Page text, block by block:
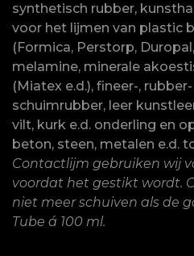
synthetisch rubber,
voor het lijmen van plastic
(Formica, Perstorp,
melamine, minerale
(Miatex e.d.), fineer-,
schuimrubber, leer
vilt, kurk e.d. onderling en
beton, steen, metalen e.d.
Contactlijm gebruiken wij
voordat het gestikt wordt.
niet meer schuiven als de
Tube á 100 ml.